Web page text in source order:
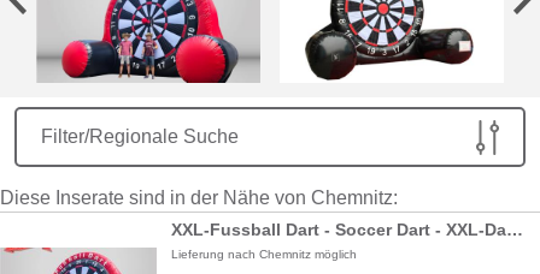
Filter/Regionale Suche
Diese Inserate sind in der Nähe von Chemnitz:
XXL-Fussball Dart - Soccer Dart - XXL-Dartscheibe *5m hoch*
Lieferung nach Chemnitz möglich